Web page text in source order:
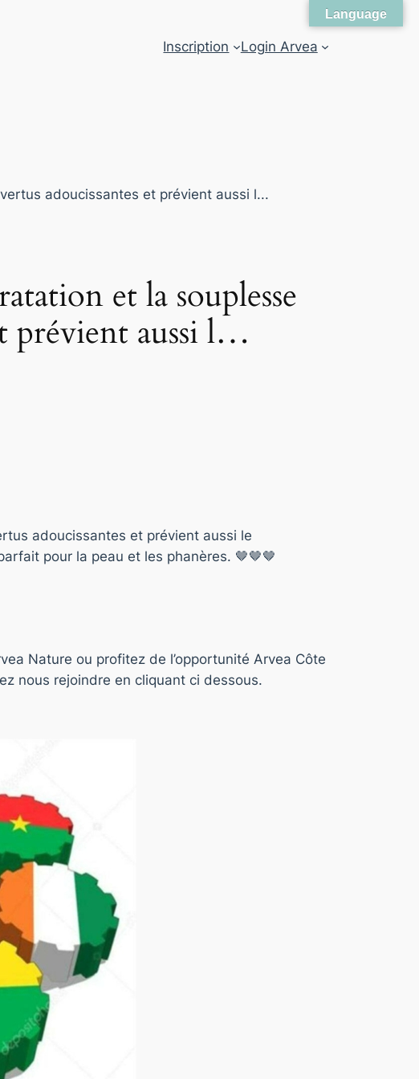
Inscription Login Arvea
et la souplesse
prévient aussi l…
adoucissantes et prévient aussi le
pour la peau et les phanères. 🤎🤎🤎
Nature ou profitez de l’opportunité Arvea Côte
nous rejoindre en cliquant ci dessous.
Language